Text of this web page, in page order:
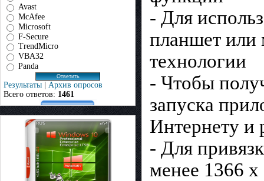
Avast
McAfee
Microsoft
F-Secure
TrendMicro
VBA32
Panda
Результаты | Архив опросов
Всего ответов: 1461
- Для
планшет или
технологии
- Чтобы
запуска
Интернету и
- Для
менее 1366 x